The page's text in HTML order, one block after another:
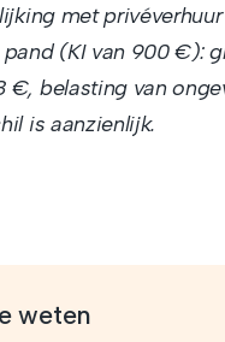
met
(KI van 900 €):
€, belasting van
is aanzienlijk.
weten